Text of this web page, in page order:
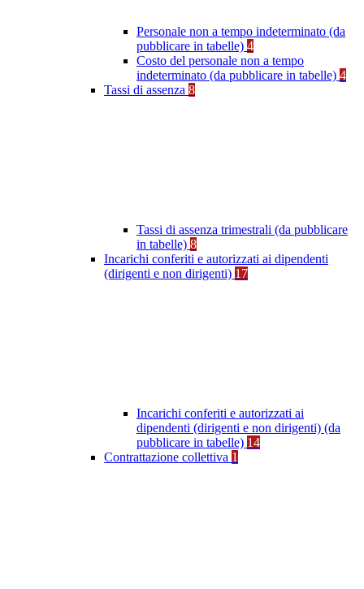
Personale non a tempo indeterminato (da
pubblicare in tabelle) 4
Costo del personale non a tempo
indeterminato (da pubblicare in tabelle) 4
Tassi di assenza 8
Tassi di assenza trimestrali (da pubblicare
in tabelle) 8
Incarichi conferiti e autorizzati ai dipendenti
(dirigenti e non dirigenti) 17
Incarichi conferiti e autorizzati ai
dipendenti (dirigenti e non dirigenti) (da
pubblicare in tabelle) 14
Contrattazione collettiva 1